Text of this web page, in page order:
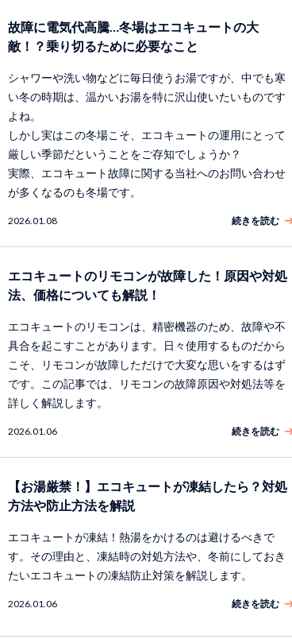
故障に電気代高騰…冬場はエコキュートの大
敵！？乗り切るために必要なこと
シャワーや洗い物などに毎日使うお湯ですが、中でも寒
い冬の時期は、温かいお湯を特に沢山使いたいものです
よね。
しかし実はこの冬場こそ、エコキュートの運用にとって
厳しい季節だということをご存知でしょうか？
実際、エコキュート故障に関する当社へのお問い合わせ
が多くなるのも冬場です。
2026.01.08 続きを読む
エコキュートのリモコンが故障した！原因や対処
法、価格についても解説！
エコキュートのリモコンは、精密機器のため、故障や不
具合を起こすことがあります。日々使用するものだから
こそ、リモコンが故障しただけで大変な思いをするはず
です。この記事では、リモコンの故障原因や対処法等を
詳しく解説します。
2026.01.06 続きを読む
【お湯厳禁！】エコキュートが凍結したら？対処
方法や防止方法を解説
エコキュートが凍結！熱湯をかけるのは避けるべきで
す。その理由と、凍結時の対処方法や、冬前にしておき
たいエコキュートの凍結防止対策を解説します。
2026.01.06 続きを読む